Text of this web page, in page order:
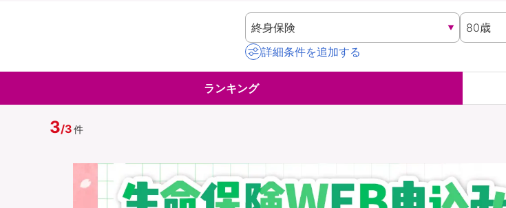
バイク保険
ペット保険
スマホ保険
イオンカード会員さま
専用保険（損害保険）
WAON POINT還元型保険
詳細条件を追加する
ランキング
3/3件